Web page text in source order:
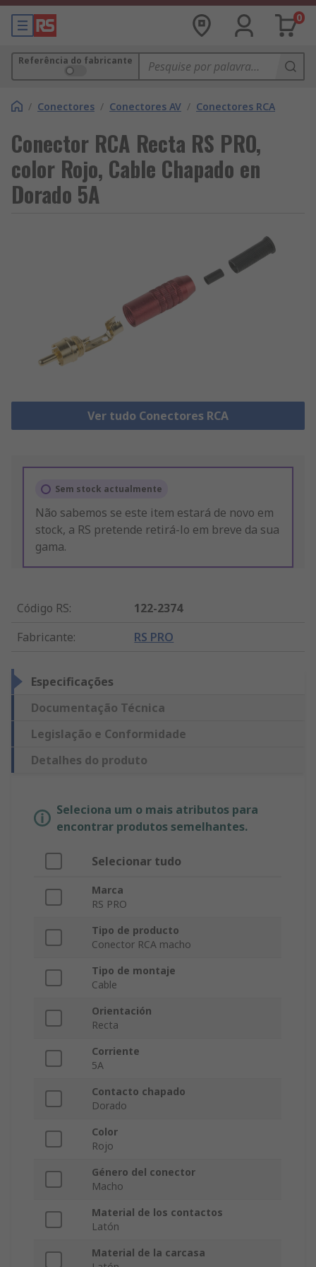
0
Referência do fabricante
/ Conectores / Conectores AV / Conectores RCA
Conector RCA Recta RS PRO,
color Rojo, Cable Chapado en
Dorado 5A
Ver tudo Conectores RCA
Sem stock actualmente
Não sabemos se este item estará de novo em
stock, a RS pretende retirá-lo em breve da sua
gama.
Código RS:
122-2374
Fabricante: RS PRO
Especificações
Documentação Técnica
Legislação e Conformidade
Detalhes do produto
Seleciona um o mais atributos para
encontrar produtos semelhantes.
Selecionar tudo
Marca
RS PRO
Tipo de producto
Conector RCA macho
Tipo de montaje
Cable
Orientación
Recta
Corriente
5A
Contacto chapado
Dorado
Color
Rojo
Género del conector
Macho
Material de los contactos
Latón
Material de la carcasa